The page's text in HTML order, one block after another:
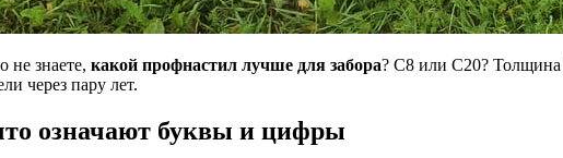
не знаете, какой профнастил лучше для забора? C8 или C20? Толщина
через пару лет.
означают буквы и цифры